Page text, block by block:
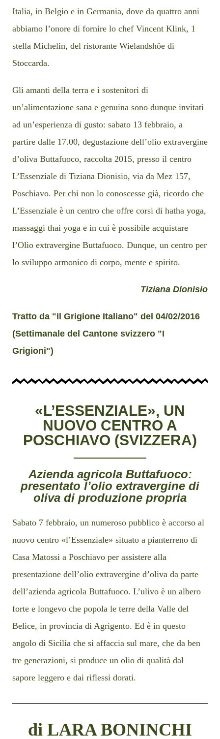
Italia, in Belgio e in Germania, dove da quattro anni
abbiamo l’onore di fornire lo chef Vincent Klink, 1
stella Michelin, del ristorante Wielandshöe di
Stoccarda.
Gli amanti della terra e i sostenitori di
un’alimentazione sana e genuina sono dunque invitati
ad un’esperienza di gusto: sabato 13 febbraio, a
partire dalle 17.00, degustazione dell’olio extravergine
d’oliva Buttafuoco, raccolta 2015, presso il centro
L’Essenziale di Tiziana Dionisio, via da Mez 157,
Poschiavo. Per chi non lo conoscesse già, ricordo che
L’Essenziale è un centro che offre corsi di hatha yoga,
massaggi thai yoga e in cui è possibile acquistare
l’Olio extravergine Buttafuoco. Dunque, un centro per
lo sviluppo armonico di corpo, mente e spirito.
Tiziana Dionisio
Tratto da "Il Grigione Italiano" del 04/02/2016
(Settimanale del Cantone svizzero "I
Grigioni")
«L’ESSENZIALE», UN
NUOVO CENTRO A
POSCHIAVO (SVIZZERA)
Azienda agricola Buttafuoco:
presentato l’olio extravergine di
oliva di produzione propria
Sabato 7 febbraio, un numeroso pubblico è accorso al
nuovo centro «l’Essenziale» situato a pianterreno di
Casa Matossi a Poschiavo per assistere alla
presentazione dell’olio extravergine d’oliva da parte
dell’azienda agricola Buttafuoco. L’ulivo è un albero
forte e longevo che popola le terre della Valle del
Belice, in provincia di Agrigento. Ed è in questo
angolo di Sicilia che si affaccia sul mare, che da ben
tre generazioni, si produce un olio di qualità dal
sapore leggero e dai riflessi dorati.
di LARA BONINCHI